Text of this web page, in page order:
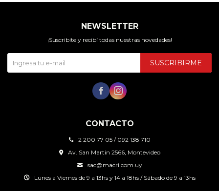
CONTACTO
2 200 77 05 / 092 138 710
Av. San Martin 2566, Montevideo
sac@macri.com.uy
Lunes a Viernes de 9 a 13hs y 14 a 18hs / Sábado de 9 a 13hs
NEWSLETTER
¡Suscribite y recibí todas nuestras novedades!
SUSCRIBIRME
 